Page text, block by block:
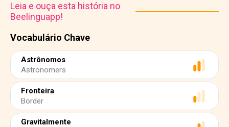
Vocabulário Chave
Astrônomos
Astronomers
Fronteira
Border
Gravitalmente
Leia e ouça esta história no
Beelinguapp!